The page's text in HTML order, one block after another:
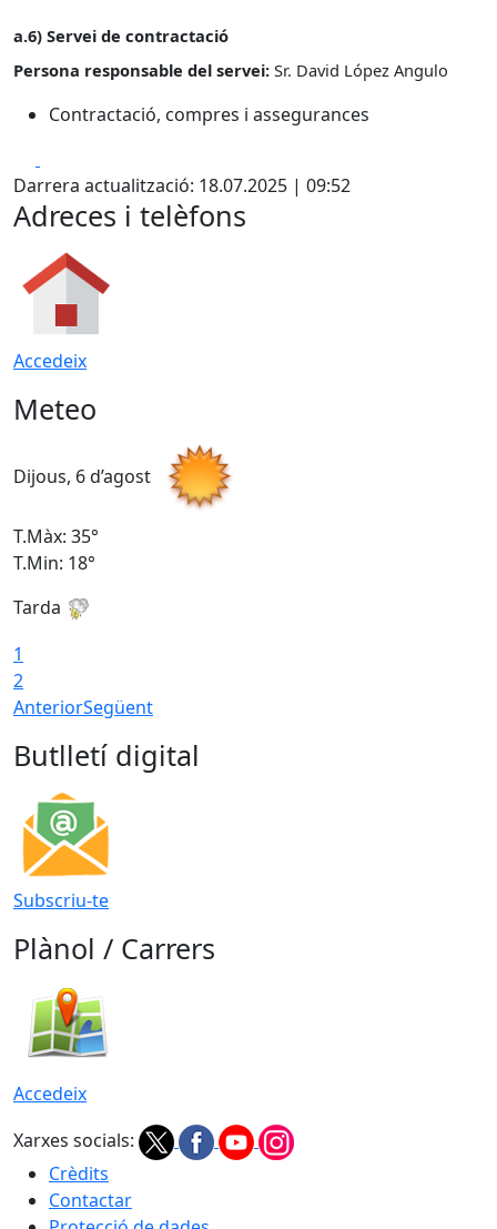
a.6) Servei de contractació
Persona responsable del servei: Sr. David López Angulo
Contractació, compres i assegurances
Darrera actualització: 18.07.2025 | 09:52
Adreces i telèfons
Accedeix
Meteo
Dijous, 6 d’agost
T.Màx: 35°
T.Min: 18°
Tarda
1
2
AnteriorSegüent
Butlletí digital
Subscriu-te
Plànol / Carrers
Accedeix
Xarxes socials:
Crèdits
Contactar